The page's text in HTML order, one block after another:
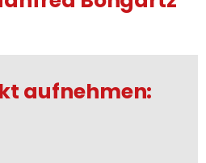
aufnehmen: